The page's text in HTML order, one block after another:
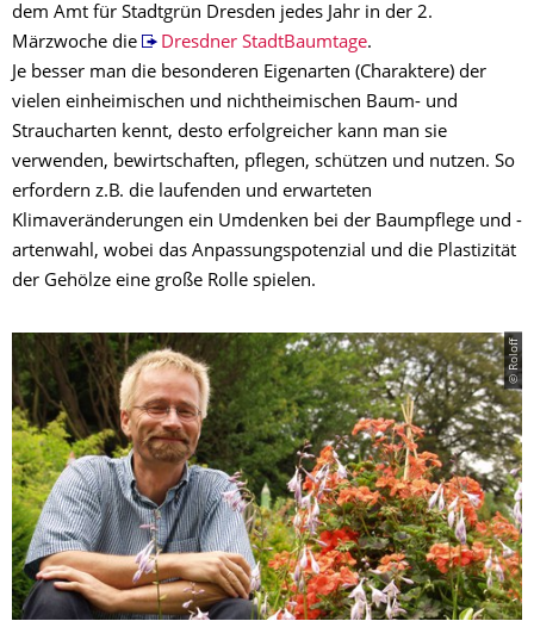
dem Amt für Stadtgrün Dresden jedes Jahr in der 2.
Märzwoche die
Dresdner StadtBaumtage.
Je besser man die besonderen Eigenarten (Charaktere) der
vielen einheimischen und nichtheimischen Baum- und
Straucharten kennt, desto erfolgreicher kann man sie
verwenden, bewirtschaften, pflegen, schützen und nutzen. So
erfordern z.B. die laufenden und erwarteten
Klimaveränderungen ein Umdenken bei der Baumpflege und -
artenwahl, wobei das Anpassungspotenzial und die Plastizität
der Gehölze eine große Rolle spielen.
© Roloff